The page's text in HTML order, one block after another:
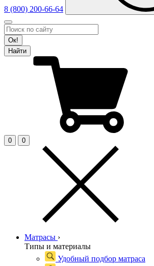
8 (800) 200-66-64
Ок!
Найти
0 0
Матрасы ›
Типы и материалы
Удобный подбор матраса